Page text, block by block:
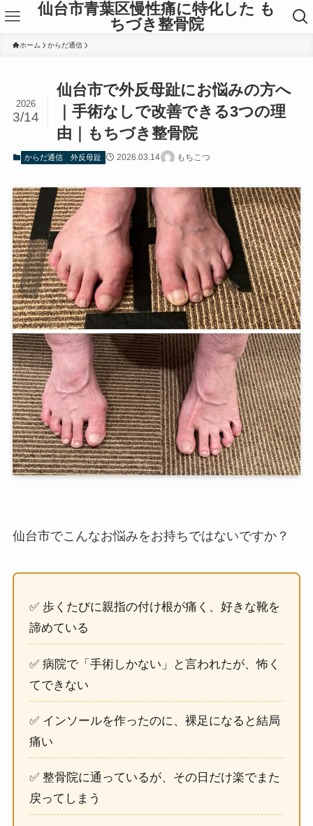
仙台市青葉区慢性痛に特化した も
ちづき整骨院
ホーム からだ通信
仙台市で外反母趾にお悩みの方へ
｜手術なしで改善できる3つの理
由｜もちづき整骨院
2026
3/14
からだ通信 外反母趾 2026.03.14 もちこつ
仙台市でこんなお悩みをお持ちではないですか？
✅ 歩くたびに親指の付け根が痛く、好きな靴を
諦めている
✅ 病院で「手術しかない」と言われたが、怖く
てできない
✅ インソールを作ったのに、裸足になると結局
痛い
✅ 整骨院に通っているが、その日だけ楽でまた
戻ってしまう